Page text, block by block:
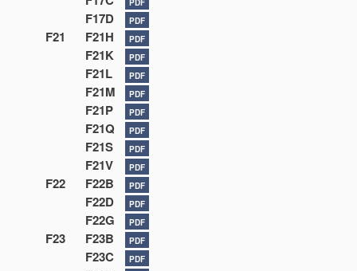
PDF
F17D PDF
F21 F21H PDF
F21K PDF
F21L PDF
F21M PDF
F21P PDF
F21Q PDF
F21S PDF
F21V PDF
F22 F22B PDF
F22D PDF
F22G PDF
F23 F23B PDF
F23C PDF